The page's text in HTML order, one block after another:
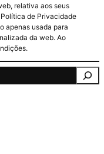
relativa aos seus
de Privacidade
apenas usada para
da web. Ao